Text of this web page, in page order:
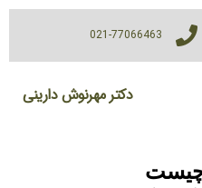
021-77066463
دکتر مهرنوش دارینی